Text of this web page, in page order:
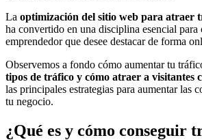
La optimización del sitio web para atraer
ha convertido en una disciplina esencial para
emprendedor que desee destacar de forma
Observemos a fondo cómo aumentar tu
tipos de tráfico y cómo atraer a visitantes
las principales estrategias para aumentar las
tu negocio.
¿Qué es y cómo conseguir